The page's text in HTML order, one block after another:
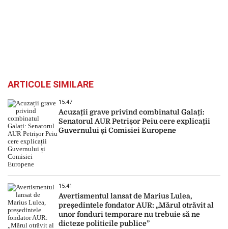
ARTICOLE SIMILARE
15:47
Acuzații grave privind combinatul Galați:
Senatorul AUR Petrișor Peiu cere explicații
Guvernului și Comisiei Europene
15:41
Avertismentul lansat de Marius Lulea,
președintele fondator AUR: „Mărul otrăvit al
unor fonduri temporare nu trebuie să ne
dicteze politicile publice”